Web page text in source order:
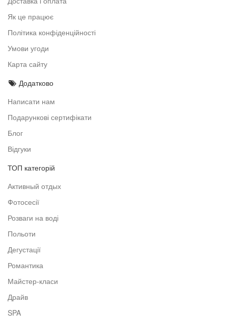
Як це працює
Політика конфіденційності
Умови угоди
Карта сайту
Додатково
Написати нам
Подарункові сертифікати
Блог
Відгуки
ТОП категорій
Активный отдых
Фотосесії
Розваги на воді
Польоти
Дегустації
Романтика
Майстер-класи
Драйв
SPA